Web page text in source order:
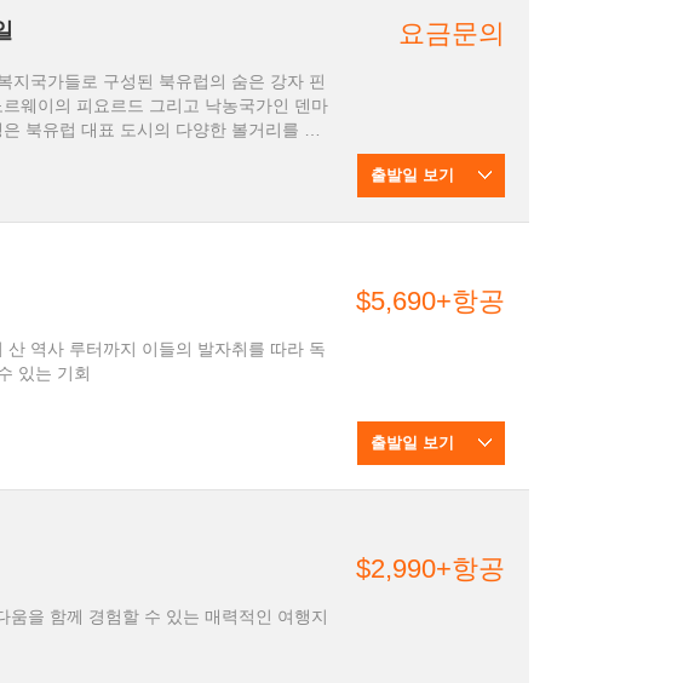
웨이의 피요르드 그리고 낙농국가인 덴마
북유럽 대표 도시의 다양한 볼거리를 한
요금문의
출발일 보기
들의 발자취를 따라 독
있는 기회
$5,690+항공
출발일 보기
을 함께 경험할 수 있는 매력적인 여행지
$2,990+항공